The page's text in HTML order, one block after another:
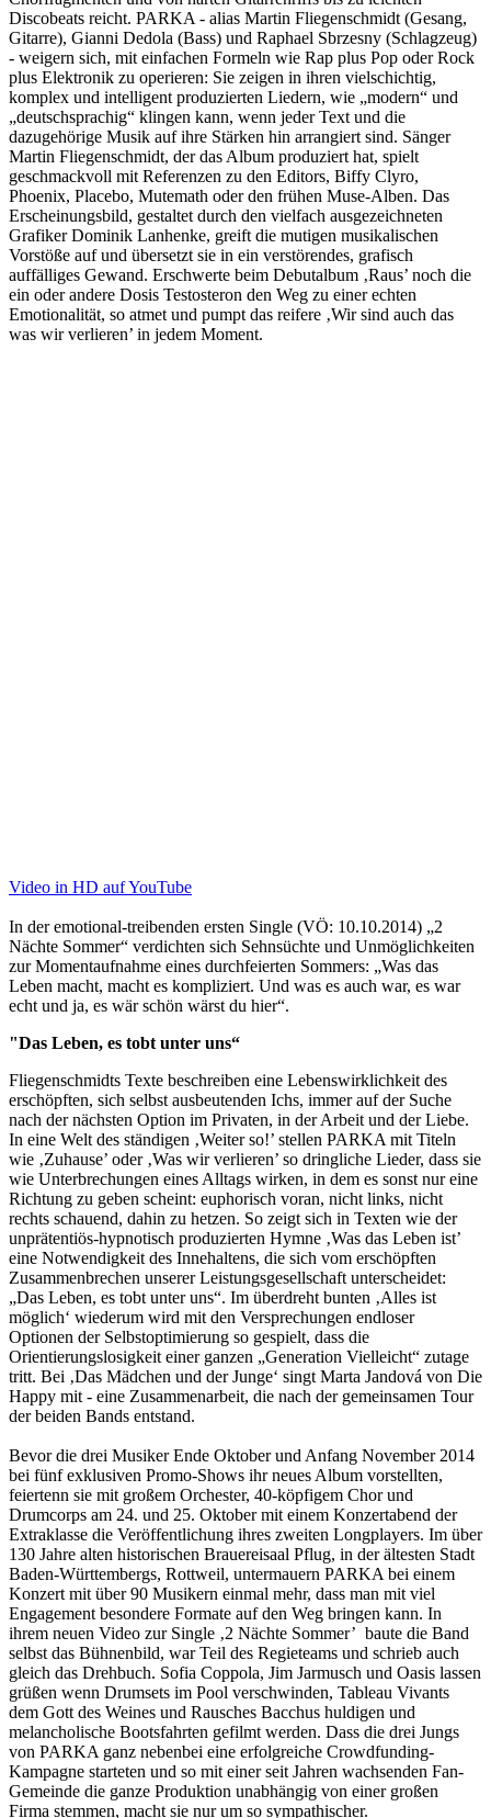
Discobeats reicht. PARKA - alias Martin Fliegenschmidt (Gesang,
Gitarre), Gianni Dedola (Bass) und Raphael Sbrzesny (Schlagzeug)
- weigern sich, mit einfachen Formeln wie Rap plus Pop oder Rock
plus Elektronik zu operieren: Sie zeigen in ihren vielschichtig,
komplex und intelligent produzierten Liedern, wie „modern“ und
„deutschsprachig“ klingen kann, wenn jeder Text und die
dazugehörige Musik auf ihre Stärken hin arrangiert sind. Sänger
Martin Fliegenschmidt, der das Album produziert hat, spielt
geschmackvoll mit Referenzen zu den Editors, Biffy Clyro,
Phoenix, Placebo, Mutemath oder den frühen Muse-Alben. Das
Erscheinungsbild, gestaltet durch den vielfach ausgezeichneten
Grafiker Dominik Lanhenke, greift die mutigen musikalischen
Vorstöße auf und übersetzt sie in ein verstörendes, grafisch
auffälliges Gewand. Erschwerte beim Debutalbum ‚Raus’ noch die
ein oder andere Dosis Testosteron den Weg zu einer echten
Emotionalität, so atmet und pumpt das reifere ‚Wir sind auch das
was wir verlieren’ in jedem Moment.
Video in HD auf YouTube
In der emotional-treibenden ersten Single (VÖ: 10.10.2014) „2
Nächte Sommer“ verdichten sich Sehnsüchte und Unmöglichkeiten
zur Momentaufnahme eines durchfeierten Sommers: „Was das
Leben macht, macht es kompliziert. Und was es auch war, es war
echt und ja, es wär schön wärst du hier“.
"Das Leben, es tobt unter uns“
Fliegenschmidts Texte beschreiben eine Lebenswirklichkeit des
erschöpften, sich selbst ausbeutenden Ichs, immer auf der Suche
nach der nächsten Option im Privaten, in der Arbeit und der Liebe.
In eine Welt des ständigen ‚Weiter so!’ stellen PARKA mit Titeln
wie ‚Zuhause’ oder ‚Was wir verlieren’ so dringliche Lieder, dass sie
wie Unterbrechungen eines Alltags wirken, in dem es sonst nur eine
Richtung zu geben scheint: euphorisch voran, nicht links, nicht
rechts schauend, dahin zu hetzen. So zeigt sich in Texten wie der
unprätentiös-hypnotisch produzierten Hymne ‚Was das Leben ist’
eine Notwendigkeit des Innehaltens, die sich vom erschöpften
Zusammenbrechen unserer Leistungsgesellschaft unterscheidet:
„Das Leben, es tobt unter uns“. Im überdreht bunten ‚Alles ist
möglich‘ wiederum wird mit den Versprechungen endloser
Optionen der Selbstoptimierung so gespielt, dass die
Orientierungslosigkeit einer ganzen „Generation Vielleicht“ zutage
tritt. Bei ‚Das Mädchen und der Junge‘ singt Marta Jandová von Die
Happy mit - eine Zusammenarbeit, die nach der gemeinsamen Tour
der beiden Bands entstand.
Bevor die drei Musiker Ende Oktober und Anfang November 2014
bei fünf exklusiven Promo-Shows ihr neues Album vorstellten,
feiertenn sie mit großem Orchester, 40-köpfigem Chor und
Drumcorps am 24. und 25. Oktober mit einem Konzertabend der
Extraklasse die Veröffentlichung ihres zweiten Longplayers. Im über
130 Jahre alten historischen Brauereisaal Pflug, in der ältesten Stadt
Baden-Württembergs, Rottweil, untermauern PARKA bei einem
Konzert mit über 90 Musikern einmal mehr, dass man mit viel
Engagement besondere Formate auf den Weg bringen kann. In
ihrem neuen Video zur Single ‚2 Nächte Sommer’ baute die Band
selbst das Bühnenbild, war Teil des Regieteams und schrieb auch
gleich das Drehbuch. Sofia Coppola, Jim Jarmusch und Oasis lassen
grüßen wenn Drumsets im Pool verschwinden, Tableau Vivants
dem Gott des Weines und Rausches Bacchus huldigen und
melancholische Bootsfahrten gefilmt werden. Dass die drei Jungs
von PARKA ganz nebenbei eine erfolgreiche Crowdfunding-
Kampagne starteten und so mit einer seit Jahren wachsenden Fan-
Gemeinde die ganze Produktion unabhängig von einer großen
Firma stemmen, macht sie nur um so sympathischer.